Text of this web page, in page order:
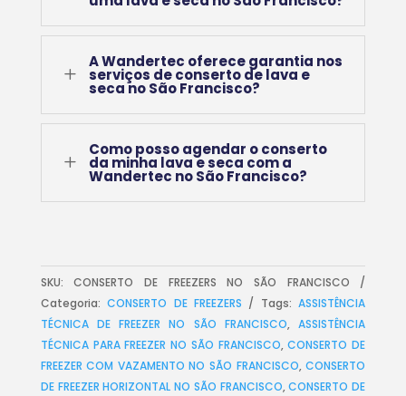
L
A Wandertec oferece garantia nos
serviços de conserto de lava e
seca no São Francisco?
L
Como posso agendar o conserto
da minha lava e seca com a
Wandertec no São Francisco?
SKU:CONSERTO DE FREEZERS NO SÃO FRANCISCO
Categoria:CONSERTO DE FREEZERS Tags:ASSISTÊNCIA
TÉCNICA DE FREEZER NO SÃO FRANCISCO,ASSISTÊNCIA
TÉCNICA PARA FREEZER NO SÃO FRANCISCO,CONSERTO DE
FREEZER COM VAZAMENTO NO SÃO FRANCISCO,CONSERTO
DE FREEZER HORIZONTAL NO SÃO FRANCISCO,CONSERTO DE